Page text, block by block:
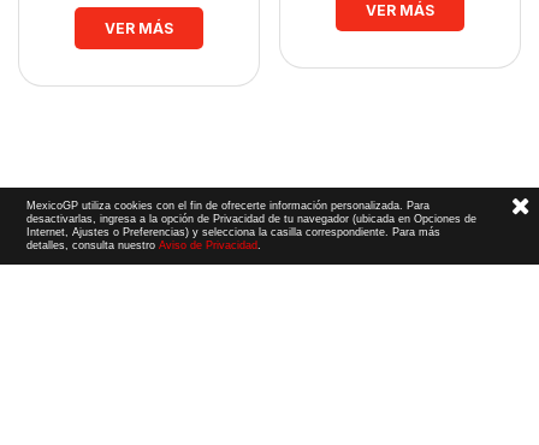
VER MÁS
VER MÁS
MexicoGP utiliza cookies con el fin de ofrecerte información personalizada. Para
desactivarlas, ingresa a la opción de Privacidad de tu navegador (ubicada en Opciones de
Internet, Ajustes o Preferencias) y selecciona la casilla correspondiente. Para más
detalles, consulta nuestroAviso de Privacidad.